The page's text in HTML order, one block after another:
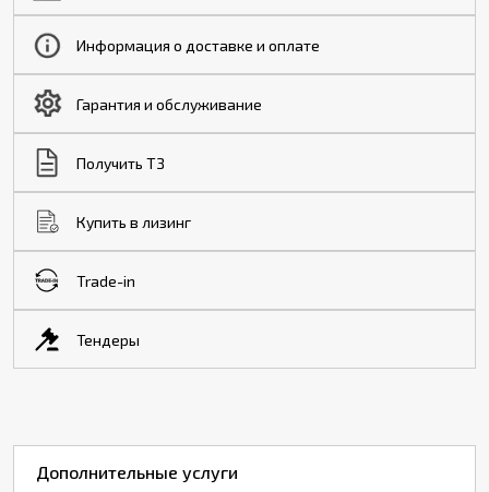
Информация о доставке и оплате
Гарантия и обслуживание
Получить ТЗ
Купить в лизинг
Trade-in
Тендеры
Дополнительные услуги